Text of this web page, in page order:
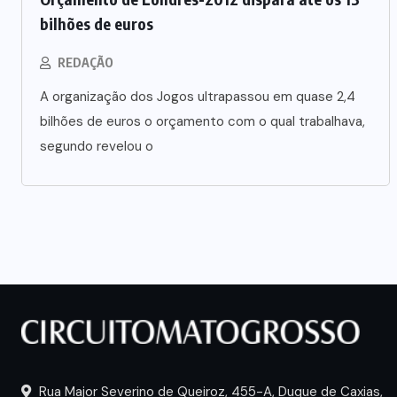
bilhões de euros
REDAÇÃO
A organização dos Jogos ultrapassou em quase 2,4
bilhões de euros o orçamento com o qual trabalhava,
segundo revelou o
Rua Major Severino de Queiroz, 455-A, Duque de Caxias,